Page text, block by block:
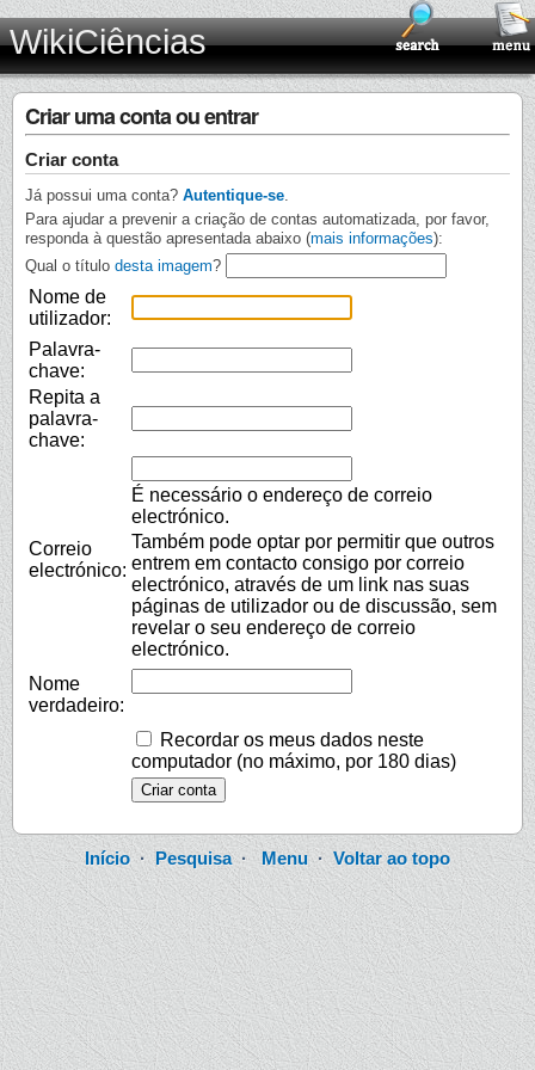
WikiCiências
Criar uma conta ou entrar
Criar conta
Já possui uma conta? Autentique-se
Para ajudar a prevenir a criação de contas automatizada, por favor,
responda à questão apresentada abaixo (mais informações):
Qual o título desta imagem?
Nome de
utilizador:
Palavra-
chave:
Repita a
palavra-
chave:
Correio
electrónico:
É necessário o endereço de correio
electrónico.
Também pode optar por permitir que outros
entrem em contacto consigo por correio
electrónico, através de um link nas suas
páginas de utilizador ou de discussão, sem
revelar o seu endereço de correio
electrónico.
Nome
verdadeiro:
Recordar os meus dados neste
computador (no máximo, por 180 dias)
Início·Pesquisa· Menu· Voltar ao topo